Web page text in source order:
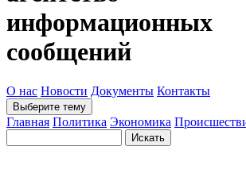
информационных
сообщений
О нас Новости Документы Контакты
Выберите тему
Главная Политика Экономика